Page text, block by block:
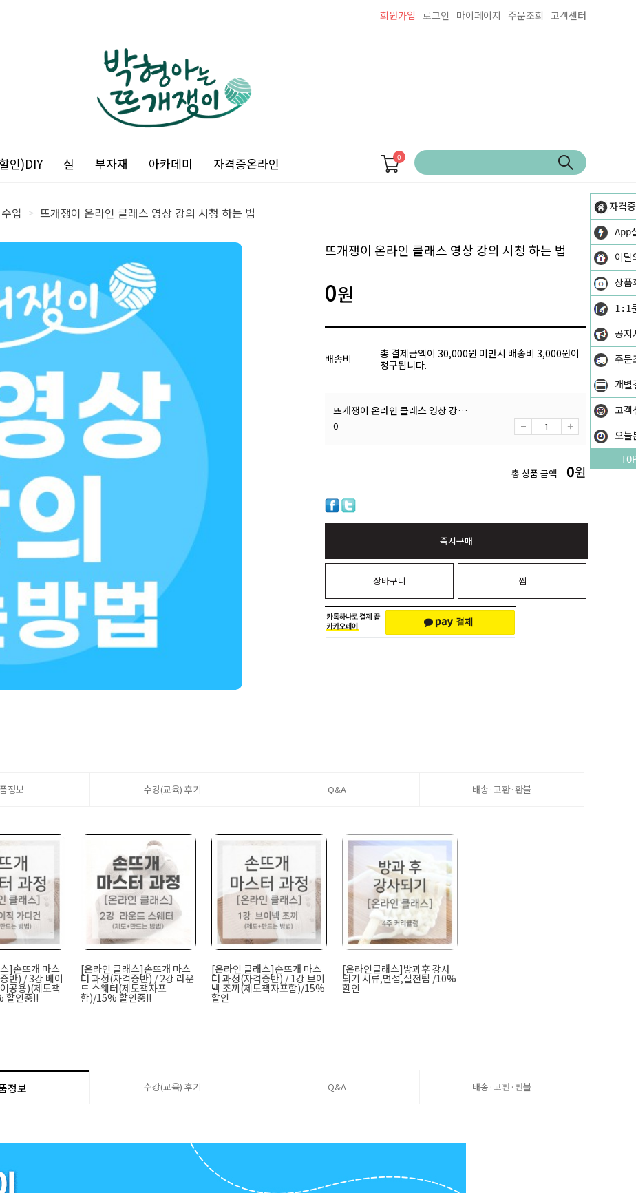
자격
App
이달
상품
1:1
공지
주문
개별
고객
오늘
회원가입 로그인 마이페이지 주문조회 고객센터
인)DIY 실 부자재 아카데미 자격증온라인 0
업 > 뜨개쟁이 온라인 클래스 영상 강의 시청 하는 법
뜨개쟁이 온라인 클래스 영상 강의 시청 하는 법
0원
배송비
총 결제금액이 30,000원 미만시 배송비 3,000원이
청구됩니다.
뜨개쟁이 온라인 클래스 영상 강의 시청 하는 법
0
총 상품 금액 0원
즉시구매
장바구니 찜
정보 수강(교육) 후기 Q&A 배송·교환·환불
]손뜨개 마스
반) / 3강 베이
공용)(제도책
할인중!!
[온라인 클래스]손뜨개 마스
터 과정(자격증반) / 2강 라운
드 스웨터(제도책자포
함)/15% 할인중!!
[온라인 클래스]손뜨개 마스
터 과정(자격증반) / 1강 브이
넥 조끼(제도책자포함)/15%
할인
[온라인클래스]방과후 강사
되기 서류,면접,실전팁 /10%
할인
정보 수강(교육) 후기 Q&A 배송·교환·환불